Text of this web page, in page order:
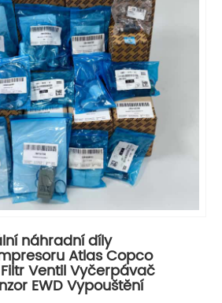
náhradní díly
Atlas Copco
Ventil Vyčerpávač
EWD Vypouštění